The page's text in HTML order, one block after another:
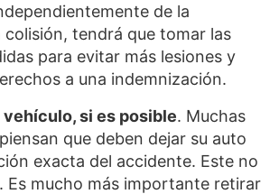
de la
colisión, tendrá que tomar las
para evitar más lesiones y
a una indemnización.
vehículo, si es posible. Muchas
que deben dejar su auto
exacta del accidente. Este no
Es mucho más importante retirar